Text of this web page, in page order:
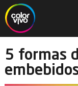
5 formas